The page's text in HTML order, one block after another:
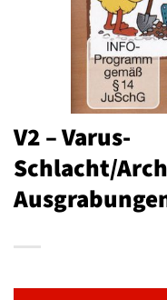
V2 – Varus-
Schlacht/